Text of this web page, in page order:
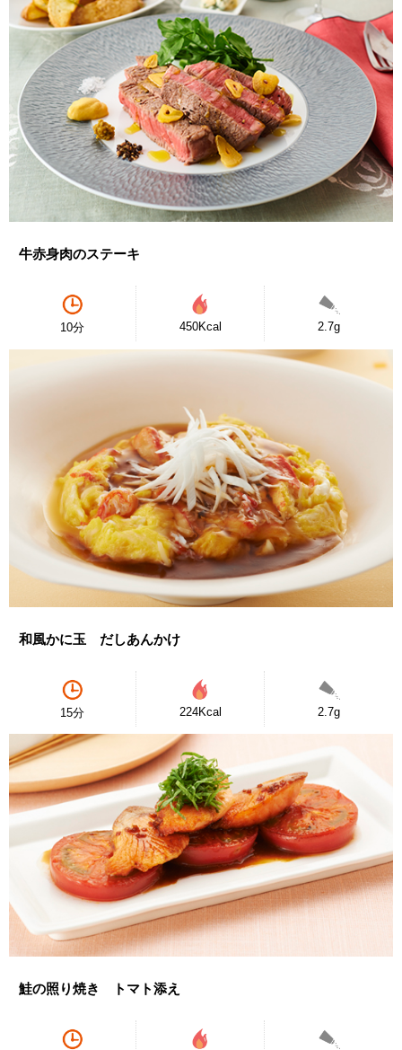
牛赤身肉のステーキ
10分 450Kcal 2.7g
和風かに玉 だしあんかけ
15分 224Kcal 2.7g
鮭の照り焼き トマト添え